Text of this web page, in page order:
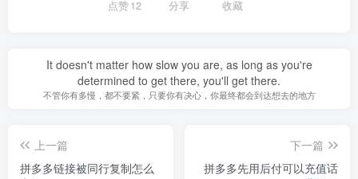
点赞12 分享 收藏
It doesn't matter how slow you are, as long as you're
determined to get there, you'll get there.
不管你有多慢，都不要紧，只要你有决心，你最终都会到达想去的地方
上一篇
拼多多链接被同行复制怎么
下一篇
拼多多先用后付可以充值话